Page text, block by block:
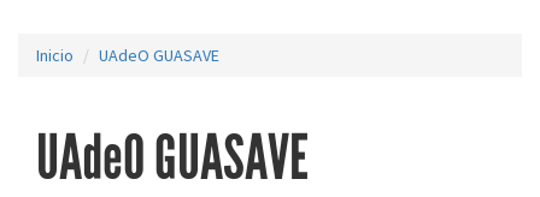
Inicio UAdeO GUASAVE
UAdeO GUASAVE